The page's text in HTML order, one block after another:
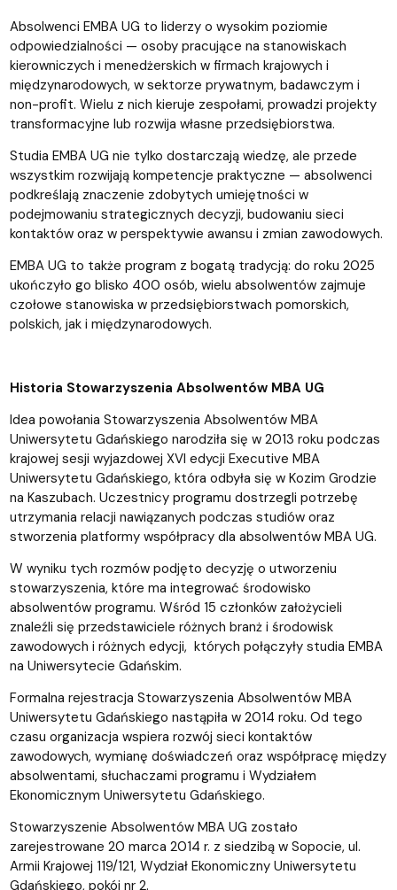
Absolwenci EMBA UG to liderzy o wysokim poziomie
odpowiedzialności — osoby pracujące na stanowiskach
kierowniczych i menedżerskich w firmach krajowych i
międzynarodowych, w sektorze prywatnym, badawczym i
non-profit. Wielu z nich kieruje zespołami, prowadzi projekty
transformacyjne lub rozwija własne przedsiębiorstwa.
Studia EMBA UG nie tylko dostarczają wiedzę, ale przede
wszystkim rozwijają kompetencje praktyczne — absolwenci
podkreślają znaczenie zdobytych umiejętności w
podejmowaniu strategicznych decyzji, budowaniu sieci
kontaktów oraz w perspektywie awansu i zmian zawodowych.
EMBA UG to także program z bogatą tradycją: do roku 2025
ukończyło go blisko 400 osób, wielu absolwentów zajmuje
czołowe stanowiska w przedsiębiorstwach pomorskich,
polskich, jak i międzynarodowych.
Historia Stowarzyszenia Absolwentów MBA UG
Idea powołania Stowarzyszenia Absolwentów MBA
Uniwersytetu Gdańskiego narodziła się w 2013 roku podczas
krajowej sesji wyjazdowej XVI edycji Executive MBA
Uniwersytetu Gdańskiego, która odbyła się w Kozim Grodzie
na Kaszubach. Uczestnicy programu dostrzegli potrzebę
utrzymania relacji nawiązanych podczas studiów oraz
stworzenia platformy współpracy dla absolwentów MBA UG.
W wyniku tych rozmów podjęto decyzję o utworzeniu
stowarzyszenia, które ma integrować środowisko
absolwentów programu. Wśród 15 członków założycieli
znaleźli się przedstawiciele różnych branż i środowisk
zawodowych i różnych edycji, których połączyły studia EMBA
na Uniwersytecie Gdańskim.
Formalna rejestracja Stowarzyszenia Absolwentów MBA
Uniwersytetu Gdańskiego nastąpiła w 2014 roku. Od tego
czasu organizacja wspiera rozwój sieci kontaktów
zawodowych, wymianę doświadczeń oraz współpracę między
absolwentami, słuchaczami programu i Wydziałem
Ekonomicznym Uniwersytetu Gdańskiego.
Stowarzyszenie Absolwentów MBA UG zostało
zarejestrowane 20 marca 2014 r. z siedzibą w Sopocie, ul.
Armii Krajowej 119/121, Wydział Ekonomiczny Uniwersytetu
Gdańskiego, pokój nr 2.